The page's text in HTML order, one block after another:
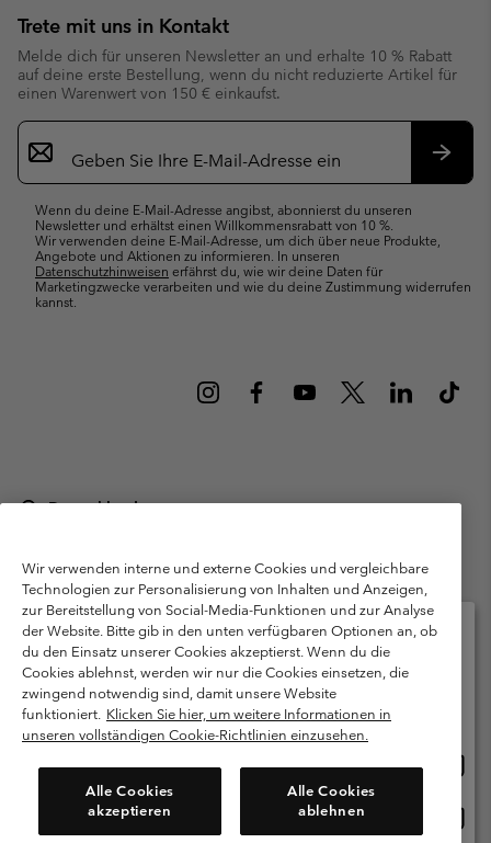
Trete mit uns in Kontakt
Melde dich für unseren Newsletter an und erhalte 10 % Rabatt
auf deine erste Bestellung, wenn du nicht reduzierte Artikel für
einen Warenwert von 150 € einkaufst.
Newsletter-
Anmeldung
Wenn du deine E-Mail-Adresse angibst, abonnierst du unseren
Newsletter und erhältst einen Willkommensrabatt von 10 %.
Wir verwenden deine E-Mail-Adresse, um dich über neue Produkte,
Angebote und Aktionen zu informieren. In unseren
Datenschutzhinweisen erfährst du, wie wir deine Daten für
Marketingzwecke verarbeiten und wie du deine Zustimmung widerrufen
kannst.
Deutschland
München Deutschland. Alle Rechte vorbehalten.
Nutzungsbedingungen
Allgemeine Verkaufsbedingungen
Garantie
Datenschutzerklärung
Bestimmungen und Bedingungen des Mitglieder Programms
Nutzungsbedingungen Für Nutzergenerierte Inhalte
Cookies
Public CBCR
Kundenservice: Mo- Fr. 9:00 - 13:00 & 14:00- 18:00 Uhr
(+)498912081004
Wir verwenden interne und externe Cookies und vergleichbare
Technologien zur Personalisierung von Inhalten und Anzeigen,
zur Bereitstellung von Social-Media-Funktionen und zur Analyse
der Website. Bitte gib in den unten verfügbaren Optionen an, ob
du den Einsatz unserer Cookies akzeptierst. Wenn du die
Cookies ablehnst, werden wir nur die Cookies einsetzen, die
zwingend notwendig sind, damit unsere Website
funktioniert. Klicken Sie hier, um weitere Informationen in
unseren vollständigen Cookie-Richtlinien einzusehen.
Alle Cookies
akzeptieren
Alle Cookies
ablehnen
Bitte wählen Sie Ihr Lieferland und Ihre Sprache
Online-Einkauf verfügbar
Deutschland